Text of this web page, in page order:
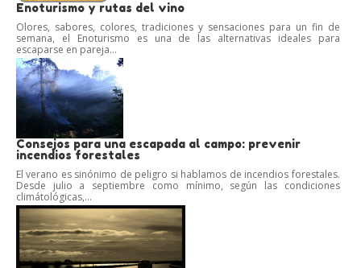
Enoturismo y rutas del vino
Olores, sabores, colores, tradiciones y sensaciones para un fin de
semana, el Enoturismo es una de las alternativas ideales para
escaparse en pareja...
Consejos para una escapada al campo: prevenir
incendios forestales
El verano es sinónimo de peligro si hablamos de incendios forestales.
Desde julio a septiembre como mínimo, según las condiciones
climátológicas,...